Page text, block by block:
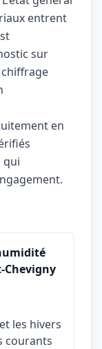
entrent
sur
en
qui
Chevigny
les hivers
courants